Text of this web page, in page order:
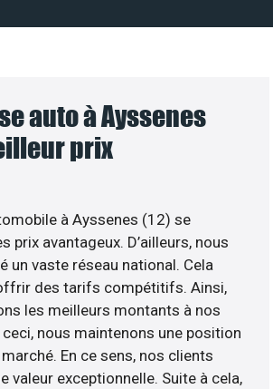
auto à Ayssenes
prix
à Ayssenes (12) se
prix avantageux. D’ailleurs, nous
un vaste réseau national. Cela
des tarifs compétitifs. Ainsi,
les meilleurs montants à nos
nous maintenons une position
En ce sens, nos clients
valeur exceptionnelle. Suite à cela,